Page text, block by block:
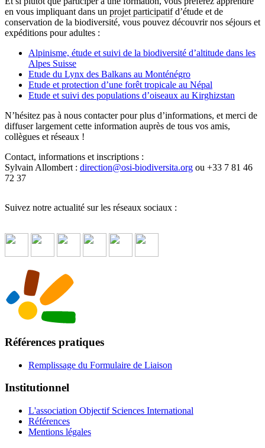
en vous impliquant dans un projet participatifd’étude et de
conservation de la biodiversité, vous pouvez découvrir nos séjours et
expéditions pour adultes :
Alpinisme, étude et suivi de la biodiversité d’altitude dans les
Alpes Suisse
Etude du Lynx des Balkans au Monténégro
Etude et protection d’une forêt tropicale au Népal
Etude et suivi des populations d’oiseaux au Kirghizstan
N’hésitez pas à nous contacter pour plus d’informations, et merci de
diffuser largement cette information auprès de tous vos amis,
collègues et réseaux !
Contact, informations et inscriptions :
Sylvain Allombert : direction@osi-biodiversita.org ou +33 7 81 46
72 37
Suivez notre actualité sur les réseaux sociaux :
Références pratiques
Remplissage du Formulaire de Liaison
Institutionnel
L'association Objectif Sciences International
Références
Mentions légales